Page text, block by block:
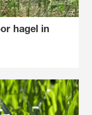
hagel in